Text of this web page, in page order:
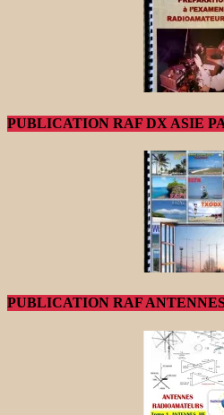
PUBLICATION RAF DX ASIE
PUBLICATION RAF